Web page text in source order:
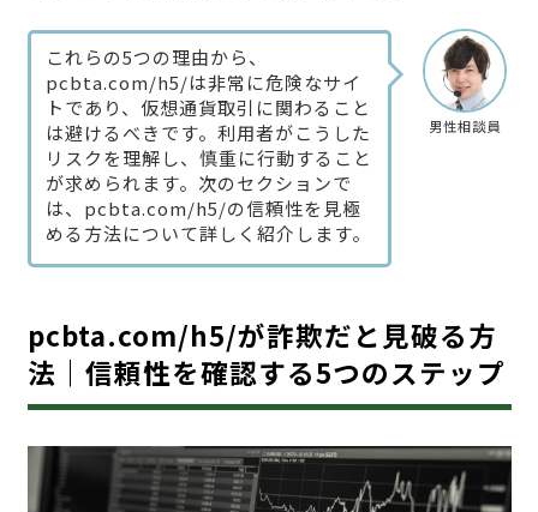
男性相談員
これらの5つの理由から、
pcbta.com/h5/は非常に危険なサイ
トであり、仮想通貨取引に関わること
は避けるべきです。利用者がこうした
リスクを理解し、慎重に行動すること
が求められます。次のセクションで
は、pcbta.com/h5/の信頼性を見極
める方法について詳しく紹介します。
pcbta.com/h5/が詐欺だと見破る方
法｜信頼性を確認する5つのステップ